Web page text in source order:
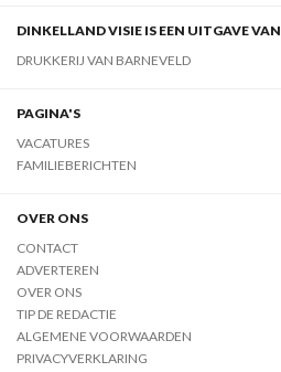
DINKELLAND VISIE IS EEN UITGAVE VAN
DRUKKERIJ VAN BARNEVELD
PAGINA'S
VACATURES
FAMILIEBERICHTEN
OVER ONS
CONTACT
ADVERTEREN
OVER ONS
TIP DE REDACTIE
ALGEMENE VOORWAARDEN
PRIVACYVERKLARING